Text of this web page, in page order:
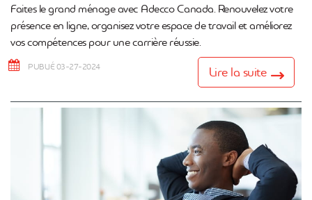
Faites le grand ménage avec Adecco Canada. Renouvelez votre
présence en ligne, organisez votre espace de travail et améliorez
vos compétences pour une carrière réussie.
PUBLIÉ 03-27-2024 Lire la suite